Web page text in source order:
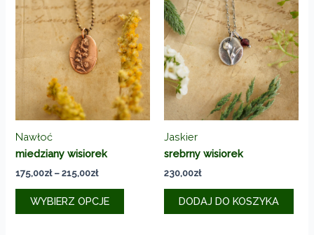
Nawłoć
miedziany wisiorek
175,00zł – 215,00złZakres
od
175,00zł
WYBIERZ OPCJE
Ten
Jaskier
srebrny wisiorek
230,00zł
DODAJ DO KOSZYKA